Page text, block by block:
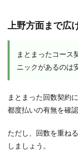
上野方面まで広
まとまったコース
ニックがあるのは
まとまった回数契約
都度払いの有無を確
ただし、回数を重ね
しましょう。